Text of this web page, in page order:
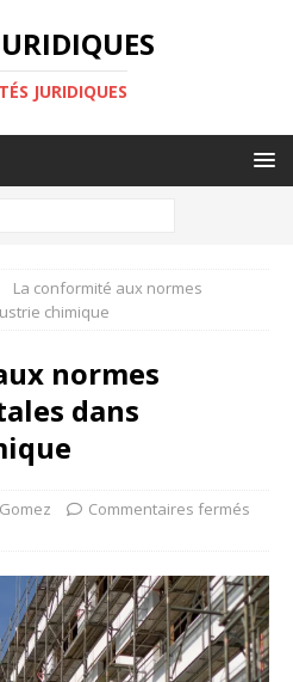
JURIDIQUES
La conformité aux normes
chimique
normes
dans
Commentaires fermés